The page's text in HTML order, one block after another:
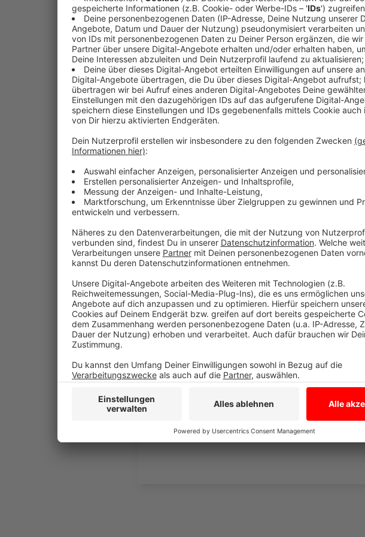
Ein Promi, keine Fragen und fünf
Anzeige
Wenn ein Popstar, Comedian, Schauspieler
auch dem besonderen Video-Interview „Fünf
sondern dem Gast einfach fünf Dinge in die
als Erstes einfällt. Keine Standardantworten,
persönliche Geschichten - das ist „Fünf für"!
Wir benötigen
den YouTube
Wir verwenden
Drittanbieters,
einzubetten. Dieser
Ihren Aktivitäten
die Details durch
Nutzung des Service
powered byUsercentrics
Fünf für Andreas Bourani
Anzeige